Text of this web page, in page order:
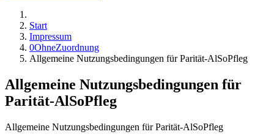
Start
Impressum
0OhneZuordnung
Allgemeine Nutzungsbedingungen für Parität-AlSoPfleg
Allgemeine Nutzungsbedingungen für
Parität-AlSoPfleg
Allgemeine Nutzungsbedingungen für Parität-AlSoPfleg